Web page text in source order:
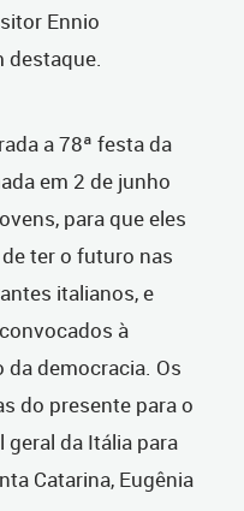
Ennio
destaque.
a 78ª festa da
em 2 de junho
para que eles
ter o futuro nas
italianos, e
à
democracia. Os
do presente para o
da Itália para
Catarina, Eugênia